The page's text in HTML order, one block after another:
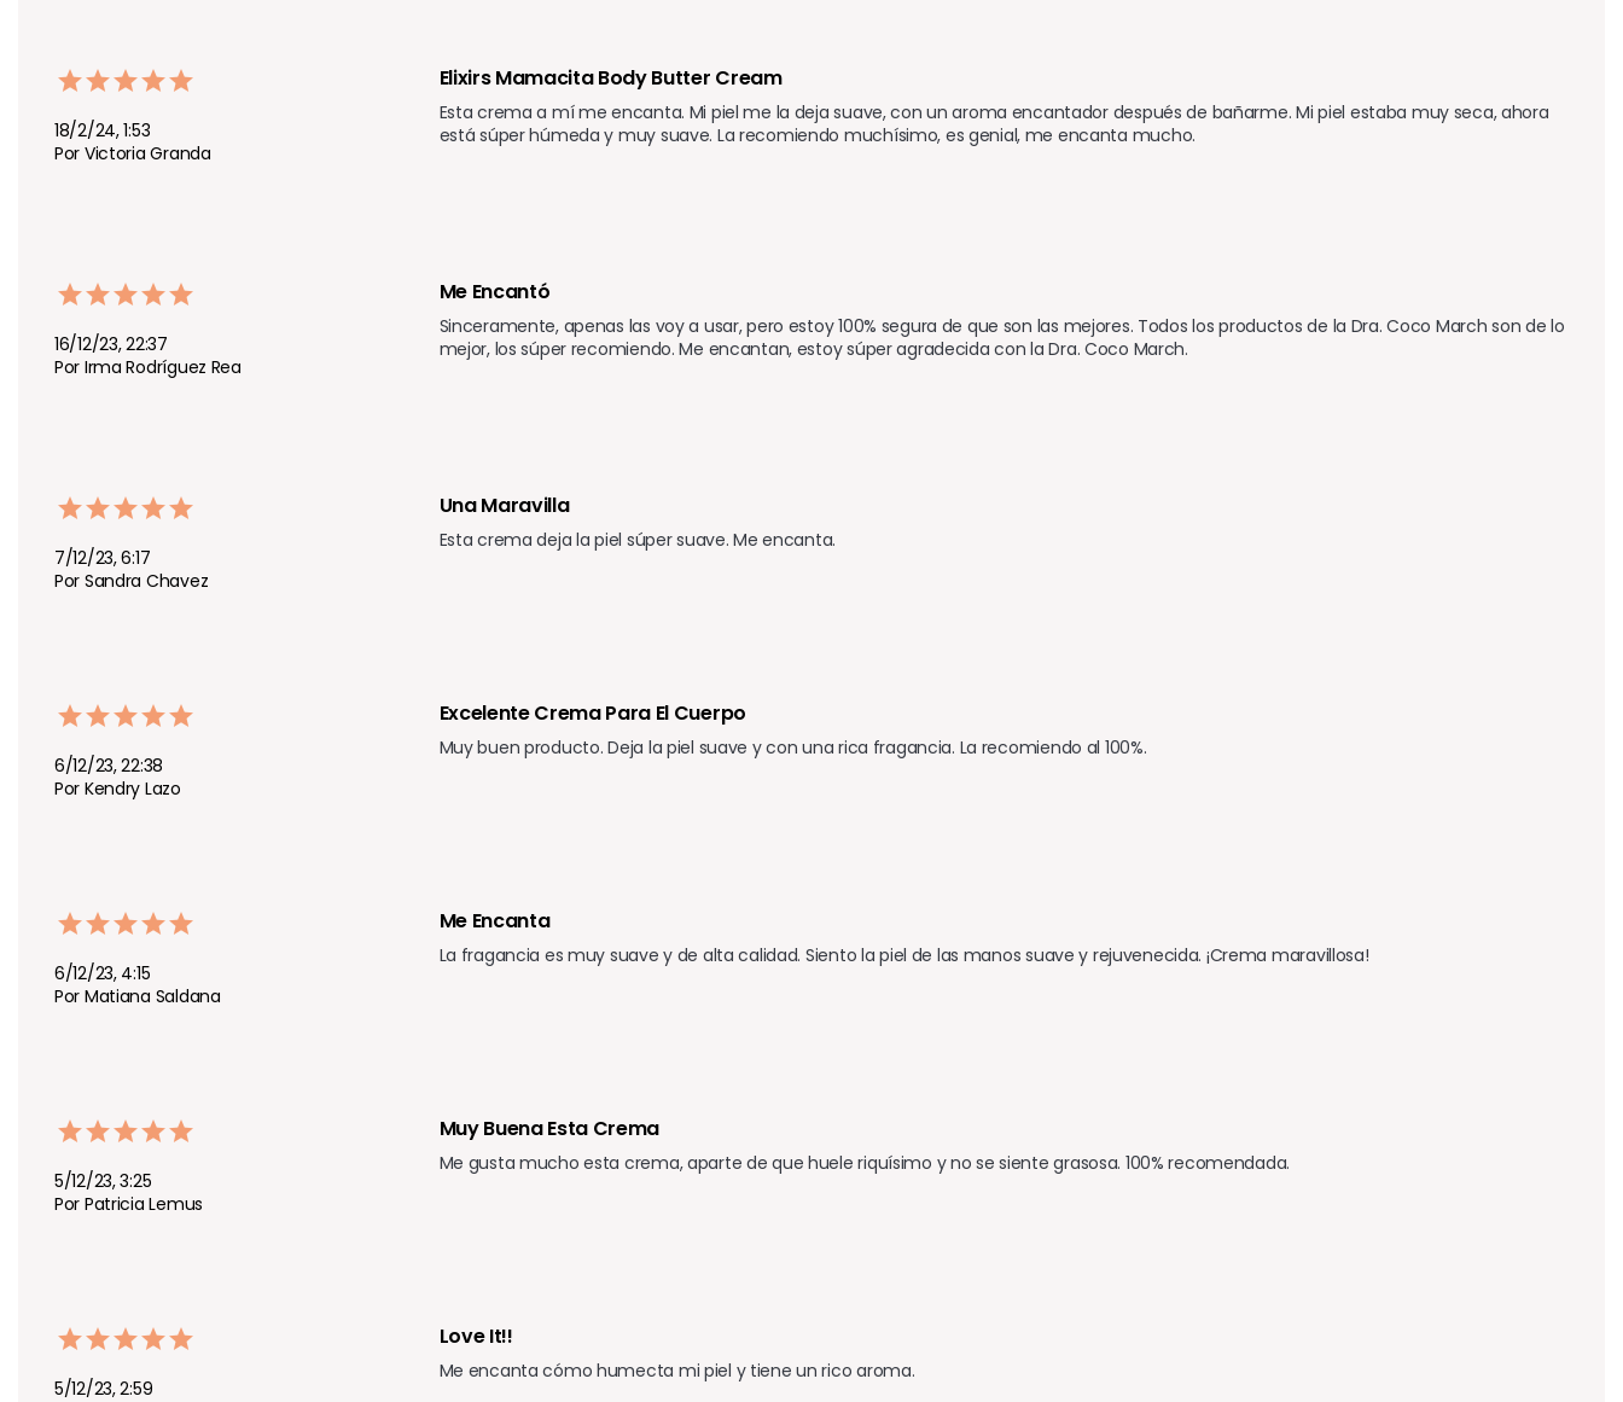
18/2/24, 1:53
Por Victoria Granda
Elixirs Mamacita Body Butter Cream
Esta crema a mí me encanta. Mi piel me la deja suave, con un aroma encantador después de bañarme. Mi piel estaba muy seca, ahora
está súper húmeda y muy suave. La recomiendo muchísimo, es genial, me encanta mucho.
16/12/23, 22:37
Por Irma Rodríguez Rea
Me Encantó
Sinceramente, apenas las voy a usar, pero estoy 100% segura de que son las mejores. Todos los productos de la Dra. Coco March son de lo
mejor, los súper recomiendo. Me encantan, estoy súper agradecida con la Dra. Coco March.
7/12/23, 6:17
Por Sandra Chavez
Una Maravilla
Esta crema deja la piel súper suave. Me encanta.
6/12/23, 22:38
Por Kendry Lazo
Excelente Crema Para El Cuerpo
Muy buen producto. Deja la piel suave y con una rica fragancia. La recomiendo al 100%.
6/12/23, 4:15
Por Matiana Saldana
Me Encanta
La fragancia es muy suave y de alta calidad. Siento la piel de las manos suave y rejuvenecida. ¡Crema maravillosa!
5/12/23, 3:25
Por Patricia Lemus
Muy Buena Esta Crema
Me gusta mucho esta crema, aparte de que huele riquísimo y no se siente grasosa. 100% recomendada.
5/12/23, 2:59
Love It!!
Me encanta cómo humecta mi piel y tiene un rico aroma.